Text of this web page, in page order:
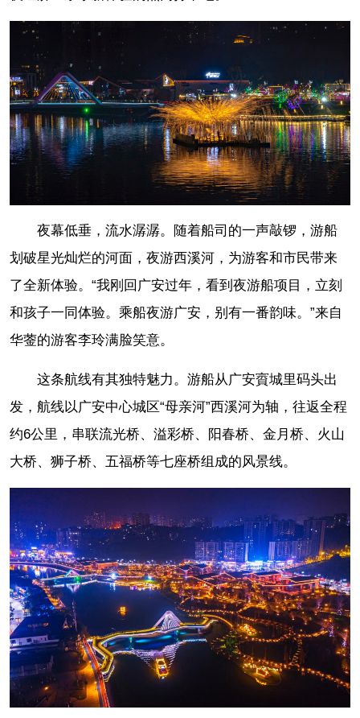
夜幕低垂，流水潺潺。随着船司的一声敲锣，游船
划破星光灿烂的河面，夜游西溪河，为游客和市民带来
了全新体验。“我刚回广安过年，看到夜游船项目，立刻
和孩子一同体验。乘船夜游广安，别有一番韵味。”来自
华蓥的游客李玲满脸笑意。
这条航线有其独特魅力。游船从广安賨城里码头出
发，航线以广安中心城区“母亲河”西溪河为轴，往返全程
约6公里，串联流光桥、溢彩桥、阳春桥、金月桥、火山
大桥、狮子桥、五福桥等七座桥组成的风景线。